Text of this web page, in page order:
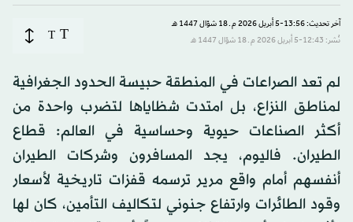
آخر تحديث: 13:56-5 أبريل 2026 م ـ 18 شوّال 1447 هـ
نُشر: 12:43-5 أبريل 2026 م ـ 18 شوّال 1447 هـ
T
T
لم تعد الصراعات في المنطقة حبيسة الحدود الجغرافية
لمناطق النزاع، بل امتدت شظاياها لتضرب واحدة من
أكثر الصناعات حيوية وحساسية في العالم: قطاع
الطيران. فاليوم، يجد المسافرون وشركات الطيران
أنفسهم أمام واقع مرير ترسمه قفزات تاريخية لأسعار
وقود الطائرات وارتفاع جنوني لتكاليف التأمين، كان لها